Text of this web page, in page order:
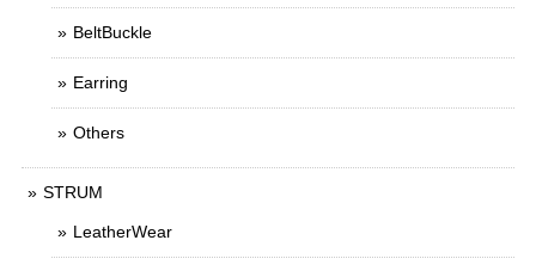
BeltBuckle
Earring
Others
STRUM
LeatherWear